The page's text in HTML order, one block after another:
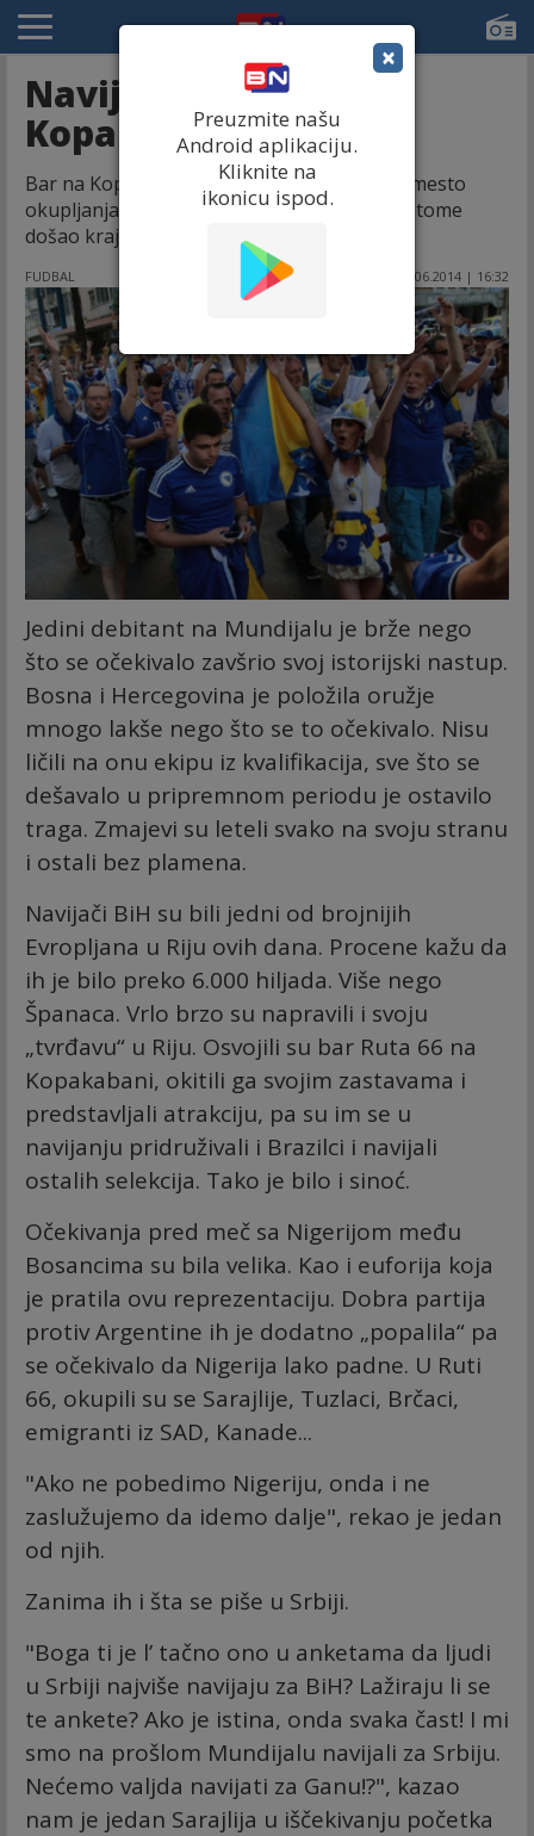
Navijači BiH na
Kopakabani!
Bar na Kopakabani je prethodnih dana bio mesto
okupljanja simpatizera Zmajeva, a sinoć je i tome
došao kraj.
FUDBAL 22.06.2014 | 16:32
Jedini debitant na Mundijalu je brže nego
što se očekivalo zavšrio svoj istorijski nastup.
Bosna i Hercegovina je položila oružje
mnogo lakše nego što se to očekivalo. Nisu
ličili na onu ekipu iz kvalifikacija, sve što se
dešavalo u pripremnom periodu je ostavilo
traga. Zmajevi su leteli svako na svoju stranu
i ostali bez plamena.
Navijači BiH su bili jedni od brojnijih
Evropljana u Riju ovih dana. Procene kažu da
ih je bilo preko 6.000 hiljada. Više nego
Španaca. Vrlo brzo su napravili i svoju
„tvrđavu“ u Riju. Osvojili su bar Ruta 66 na
Kopakabani, okitili ga svojim zastavama i
predstavljali atrakciju, pa su im se u
navijanju pridruživali i Brazilci i navijali
ostalih selekcija. Tako je bilo i sinoć.
Očekivanja pred meč sa Nigerijom među
Bosancima su bila velika. Kao i euforija koja
je pratila ovu reprezentaciju. Dobra partija
protiv Argentine ih je dodatno „popalila“ pa
se očekivalo da Nigerija lako padne. U Ruti
66, okupili su se Sarajlije, Tuzlaci, Brčaci,
emigranti iz SAD, Kanade...
"Ako ne pobedimo Nigeriju, onda i ne
zaslužujemo da idemo dalje", rekao je jedan
od njih.
Zanima ih i šta se piše u Srbiji.
"Boga ti je l’ tačno ono u anketama da ljudi
u Srbiji najviše navijaju za BiH? Lažiraju li se
te ankete? Ako je istina, onda svaka čast! I mi
smo na prošlom Mundijalu navijali za Srbiju.
Nećemo valjda navijati za Ganu!?", kazao
nam je jedan Sarajlija u iščekivanju početka
×
Preuzmite našu
Android aplikaciju.
Kliknite na
ikonicu ispod.